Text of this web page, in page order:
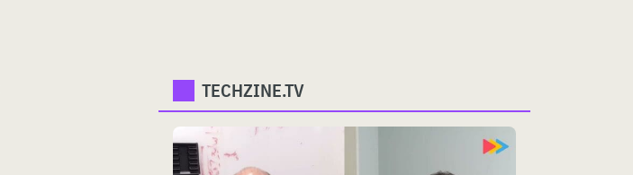
TECHZINE.TV